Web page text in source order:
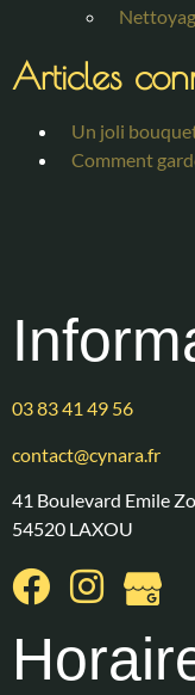
Articles
Un joli
Comment
03 83 41 49 56
contact@cynara.fr
41 Boulevard Emile
54520 LAXOU